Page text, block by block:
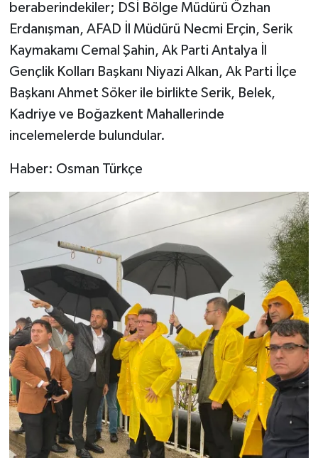
beraberindekiler; DSİ Bölge Müdürü Özhan
Erdanışman, AFAD İl Müdürü Necmi Erçin, Serik
Kaymakamı Cemal Şahin, Ak Parti Antalya İl
Gençlik Kolları Başkanı Niyazi Alkan, Ak Parti İlçe
Başkanı Ahmet Söker ile birlikte Serik, Belek,
Kadriye ve Boğazkent Mahallerinde
incelemelerde bulundular.
Haber: Osman Türkçe